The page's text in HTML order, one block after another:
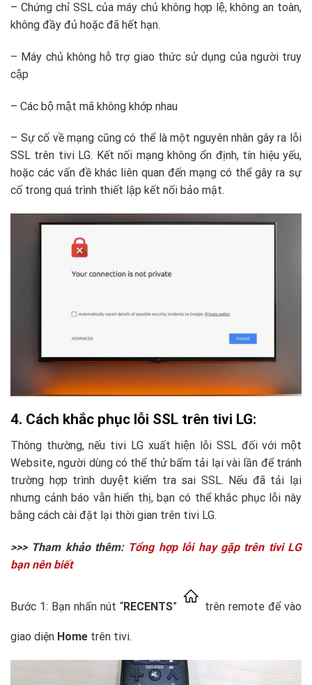
– Chứng chỉ SSL của máy chủ không hợp lệ, không an toàn,
không đầy đủ hoặc đã hết hạn.
– Máy chủ không hỗ trợ giao thức sử dụng của người truy
cập
– Các bộ mật mã không khớp nhau
– Sự cố về mạng cũng có thể là một nguyên nhân gây ra lỗi
SSL trên tivi LG. Kết nối mạng không ổn định, tín hiệu yếu,
hoặc các vấn đề khác liên quan đến mạng có thể gây ra sự
cố trong quá trình thiết lập kết nối bảo mật.
4. Cách khắc phục lỗi SSL trên tivi LG:
Thông thường, nếu tivi LG xuất hiện lỗi SSL đối với một
Website, người dùng có thể thử bấm tải lại vài lần để tránh
trường hợp trình duyệt kiểm tra sai SSL. Nếu đã tải lại
nhưng cảnh báo vẫn hiển thị, bạn có thể khắc phục lỗi này
bằng cách cài đặt lại thời gian trên tivi LG.
>>> Tham khảo thêm: Tổng hợp lỗi hay gặp trên tivi LG
bạn nên biết
Bước 1: Bạn nhấn nút “RECENTS” trên remote để vào
giao diện Home trên tivi.